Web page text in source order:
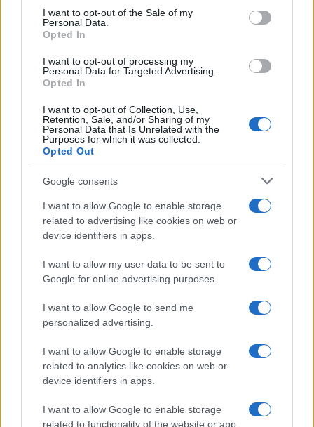
consent section.
I want to opt-out of the Sale of my
Personal Data.
Opted In
I want to opt-out of processing my
Personal Data for Targeted Advertising.
Opted In
I want to opt-out of Collection, Use,
Retention, Sale, and/or Sharing of my
Personal Data that Is Unrelated with the
Purposes for which it was collected.
Opted Out
Google consents
I want to allow Google to enable storage
related to advertising like cookies on web or
device identifiers in apps.
I want to allow my user data to be sent to
Google for online advertising purposes.
I want to allow Google to send me
personalized advertising.
I want to allow Google to enable storage
related to analytics like cookies on web or
device identifiers in apps.
I want to allow Google to enable storage
related to functionality of the website or app.
Assaí atinge lucro líquido de R$ 537 milhões no 2T26
Beatriz Almeida · 9 ago 2026
Dividendos da Petrobras, recuperação judicial e mais: o que
você perdeu esta semana
Bruno Costa · 9 ago 2026
FINANÇA